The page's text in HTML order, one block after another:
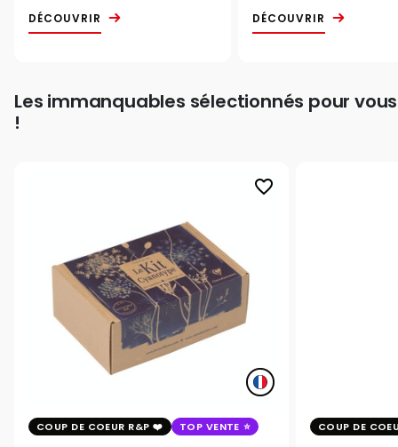
DÉCOUVRIR DÉCOUVRIR
Les immanquables sélectionnés pour vous
!
favorite_border
COUP DE COEUR R&P TOP VENTE COUP DE